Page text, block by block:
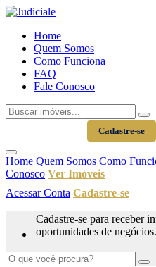
Home
Quem Somos
Como Funciona
FAQ
Fale Conosco
Cadastre-se
Home Quem Somos Como
Conosco Ver Imóveis
Acessar Conta Cadastre-se
Cadastre-se para receber
oportunidades de negócios.